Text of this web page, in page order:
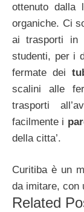
ottenuto dalla
organiche. Ci
ai trasporti in
studenti, per i
fermate dei
scalini alle
trasporti
facilmente i
della citta’.
Curitiba è un
da imitare, con
Related